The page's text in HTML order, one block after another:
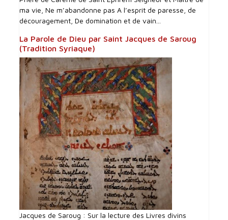
ma vie, Ne m’abandonne pas A l’esprit de paresse, de
découragement, De domination et de vain...
La Parole de Dieu par Saint Jacques de Saroug
(Tradition Syriaque)
Jacques de Saroug : Sur la lecture des Livres divins